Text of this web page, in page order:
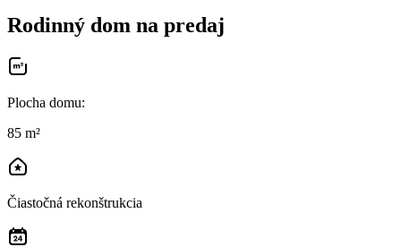
Rodinný dom na predaj
Plocha domu:
85 m²
Čiastočná rekonštrukcia